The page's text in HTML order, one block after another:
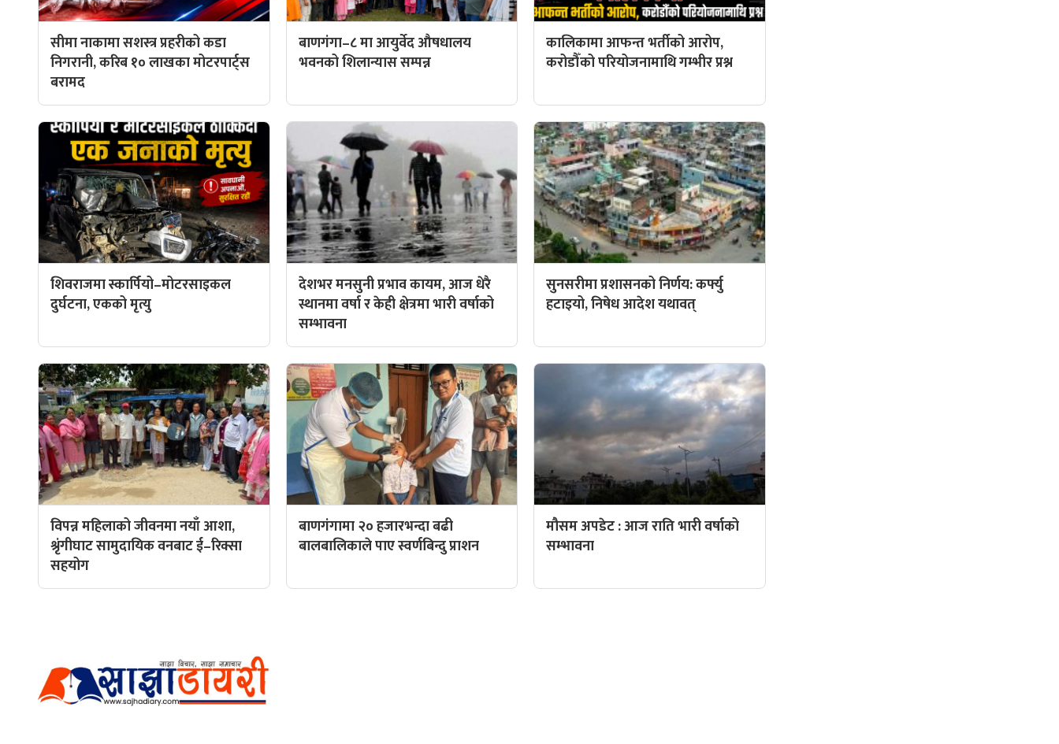
सीमा नाकामा सशस्त्र प्रहरीको कडा
निगरानी, करिब १० लाखका मोटरपार्ट्स
बरामद
बाणगंगा–८ मा आयुर्वेद औषधालय
भवनको शिलान्यास सम्पन्न
कालिकामा आफन्त भर्तीको आरोप,
करोडौँको परियोजनामाथि गम्भीर प्रश्न
शिवराजमा स्कार्पियो–मोटरसाइकल
दुर्घटना, एकको मृत्यु
देशभर मनसुनी प्रभाव कायम, आज धेरै
स्थानमा वर्षा र केही क्षेत्रमा भारी वर्षाको
सम्भावना
सुनसरीमा प्रशासनको निर्णय: कर्फ्यु
हटाइयो, निषेध आदेश यथावत्
विपन्न महिलाको जीवनमा नयाँ आशा,
श्रृंगीघाट सामुदायिक वनबाट ई–रिक्सा
सहयोग
बाणगंगामा २० हजारभन्दा बढी
बालबालिकाले पाए स्वर्णबिन्दु प्राशन
मौसम अपडेट : आज राति भारी वर्षाको
सम्भावना